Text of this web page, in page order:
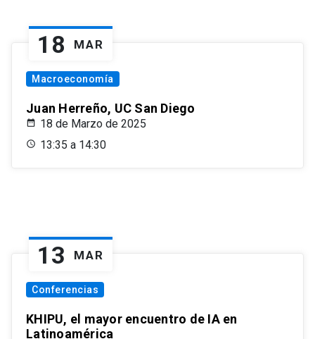
18 MAR
Macroeconomía
Juan Herreño, UC San Diego
18 de Marzo de 2025
13:35 a 14:30
13 MAR
Conferencias
KHIPU, el mayor encuentro de IA en
Latinoamérica